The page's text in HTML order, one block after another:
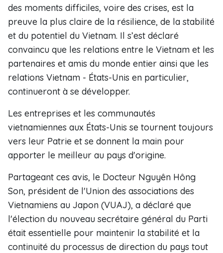
des moments difficiles, voire des crises, est la
preuve la plus claire de la résilience, de la stabilité
et du potentiel du Vietnam. Il s’est déclaré
convaincu que les relations entre le Vietnam et les
partenaires et amis du monde entier ainsi que les
relations Vietnam - États-Unis en particulier,
continueront à se développer.
Les entreprises et les communautés
vietnamiennes aux États-Unis se tournent toujours
vers leur Patrie et se donnent la main pour
apporter le meilleur au pays d'origine.
Partageant ces avis, le Docteur Nguyên Hông
Son, président de l'Union des associations des
Vietnamiens au Japon (VUAJ), a déclaré que
l'élection du nouveau secrétaire général du Parti
était essentielle pour maintenir la stabilité et la
continuité du processus de direction du pays tout